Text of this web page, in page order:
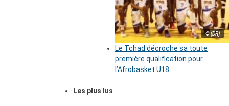
© (DR)
Le Tchad décroche sa toute
première qualification pour
l’Afrobasket U18
Les plus lus